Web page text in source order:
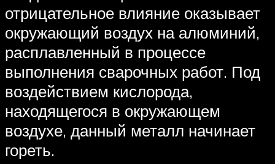
отрицательное влияние оказывает
окружающий воздух на алюминий,
расплавленный в процессе
выполнения сварочных работ. Под
воздействием кислорода,
находящегося в окружающем
воздухе, данный металл начинает
гореть.